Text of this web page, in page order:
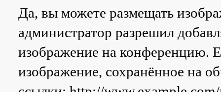
Да, вы можете размещать
администратор разрешил
изображение на конференцию.
изображение, сохранённое на